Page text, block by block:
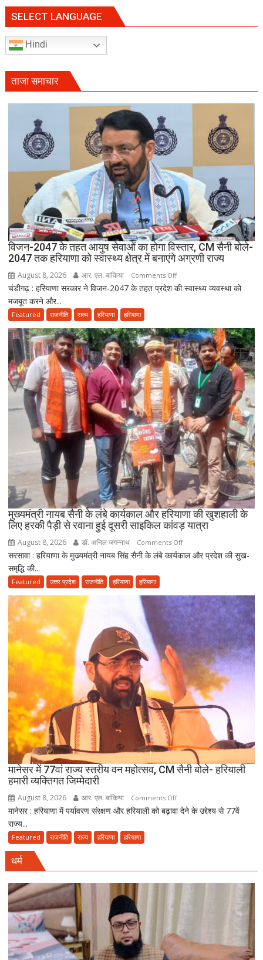
महोत्सव,
हमारी
व्यक्तिगत
SELECT LANGUAGE
Hindi
ताजा समाचार
विजन-2047 के तहत आयुष सेवाओं का होगा विस्तार, CM सैनी बोले-
2047 तक हरियाणा को स्वास्थ्य क्षेत्र में बनाएंगे अग्रणी राज्य
August 8, 2026 आर. एल. बांकिया Comments Offon
विजन-2047
सेवाओं
का
होगा
विस्तार,
CM
सैनी
बोले-
2047
तक
हरियाणा
को
स्वास्थ्य
क्षेत्र
में
बनाएंगे
अग्रणी
राज्य
चंडीगढ़ : हरियाणा सरकार ने विजन-2047 के तहत प्रदेश की स्वास्थ्य व्यवस्था को
मजबूत करने और...
Featured राजनीति राज्य हरियाणा हरियाणा
मुख्यमंत्री नायब सैनी के लंबे कार्यकाल और हरियाणा की खुशहाली के
लिए हरकी पैड़ी से रवाना हुई दूसरी साइकिल कांवड़ यात्रा
August 8, 2026 डॉ. अनिल जगन्नाथ Comments Offon
मुख्यमंत्री
के
लंबे
कार्यकाल
और
हरियाणा
की
खुशहाली
के
लिए
हरकी
रवाना
हुई
दूसरी
यात्रा
सरसावा : हरियाणा के मुख्यमंत्री नायब सिंह सैनी के लंबे कार्यकाल और प्रदेश की सुख-
समृद्धि की...
Featured उत्तर प्रदेश राजनीति हरियाणा हरियाणा
मानेसर में 77वां राज्य स्तरीय वन महोत्सव, CM सैनी बोले- हरियाली
हमारी व्यक्तिगत जिम्मेदारी
August 8, 2026 आर. एल. बांकिया Comments Offon
मानेसर
महोत्सव,
बोले-
हरियाली
हमारी
मानेसर : हरियाणा में पर्यावरण संरक्षण और हरियाली को बढ़ावा देने के उद्देश्य से 77वें
राज्य...
Featured राजनीति राज्य हरियाणा हरियाणा
धर्म